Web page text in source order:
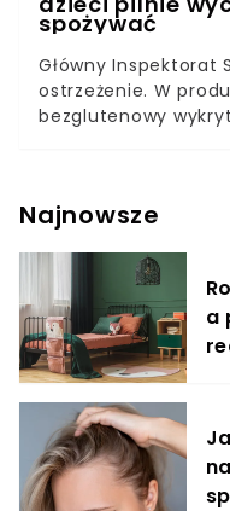
spożywać
Główny Inspektorat
ostrzeżenie. W
bezglutenowy
Najnowsze
a